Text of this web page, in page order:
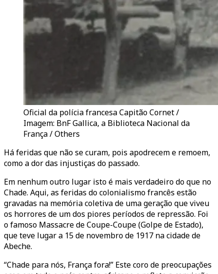
Oficial da polícia francesa Capitão Cornet /
Imagem: BnF Gallica, a Biblioteca Nacional da
França / Others
Há feridas que não se curam, pois apodrecem e remoem,
como a dor das injustiças do passado.
Em nenhum outro lugar isto é mais verdadeiro do que no
Chade. Aqui, as feridas do colonialismo francês estão
gravadas na memória coletiva de uma geração que viveu
os horrores de um dos piores períodos de repressão. Foi
o famoso Massacre de Coupe-Coupe (Golpe de Estado),
que teve lugar a 15 de novembro de 1917 na cidade de
Abeche.
“Chade para nós, França fora!” Este coro de preocupações